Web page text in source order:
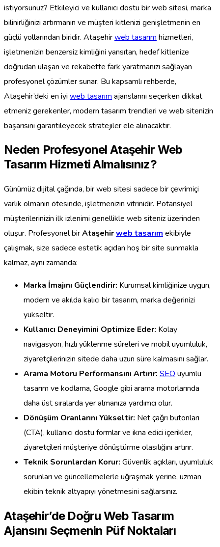
istiyorsunuz? Etkileyici ve kullanıcı dostu bir web sitesi, marka
bilinirliğinizi artırmanın ve müşteri kitlenizi genişletmenin en
güçlü yollarından biridir. Ataşehirweb tasarım hizmetleri,
işletmenizin benzersiz kimliğini yansıtan, hedef kitlenize
doğrudan ulaşan ve rekabette fark yaratmanızı sağlayan
profesyonel çözümler sunar. Bu kapsamlı rehberde,
Ataşehir’deki en iyi web tasarım ajanslarını seçerken dikkat
etmeniz gerekenler, modern tasarım trendleri ve web sitenizin
başarısını garantileyecek stratejiler ele alınacaktır.
Neden Profesyonel Ataşehir Web
Tasarım Hizmeti Almalısınız?
Günümüz dijital çağında, bir web sitesi sadece bir çevrimiçi
varlık olmanın ötesinde, işletmenizin vitrinidir. Potansiyel
müşterilerinizin ilk izlenimi genellikle web siteniz üzerinden
oluşur. Profesyonel birAtaşehirweb tasarım ekibiyle
çalışmak, size sadece estetik açıdan hoş bir site sunmakla
kalmaz, aynı zamanda:
Marka İmajını Güçlendirir: Kurumsal kimliğinize uygun,
modern ve akılda kalıcı bir tasarım, marka değerinizi
yükseltir.
Kullanıcı Deneyimini Optimize Eder: Kolay
navigasyon, hızlı yüklenme süreleri ve mobil uyumluluk,
ziyaretçilerinizin sitede daha uzun süre kalmasını sağlar.
Arama Motoru Performansını Artırır: SEO uyumlu
tasarım ve kodlama, Google gibi arama motorlarında
daha üst sıralarda yer almanıza yardımcı olur.
Dönüşüm Oranlarını Yükseltir: Net çağrı butonları
(CTA), kullanıcı dostu formlar ve ikna edici içerikler,
ziyaretçileri müşteriye dönüştürme olasılığını artırır.
Teknik Sorunlardan Korur: Güvenlik açıkları, uyumluluk
sorunları ve güncellemelerle uğraşmak yerine, uzman
ekibin teknik altyapıyı yönetmesini sağlarsınız.
Ataşehir’de Doğru Web Tasarım
Ajansını Seçmenin Püf Noktaları